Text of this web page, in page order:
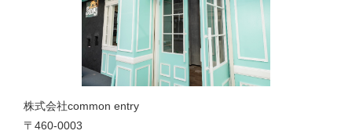
株式会社common entry
〒460-0003